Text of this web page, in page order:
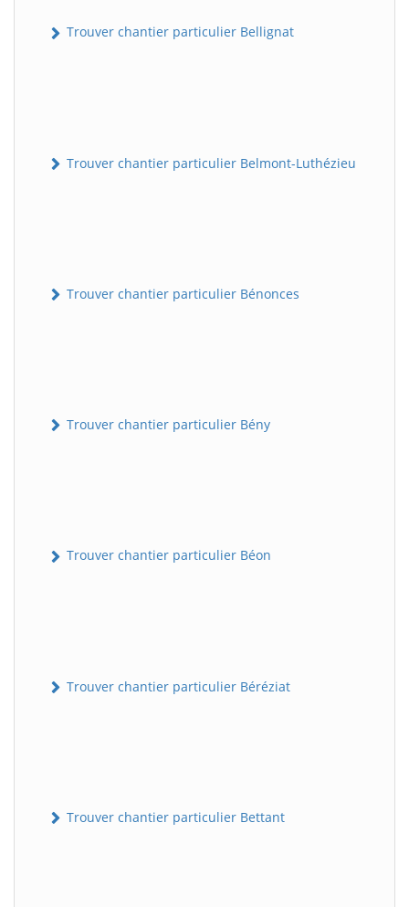
Trouver chantier particulier Bellignat
Trouver chantier particulier Belmont-Luthézieu
Trouver chantier particulier Bénonces
Trouver chantier particulier Bény
Trouver chantier particulier Béon
Trouver chantier particulier Béréziat
Trouver chantier particulier Bettant